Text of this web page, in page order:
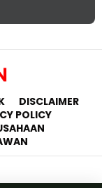
DISCLAIMER
POLICY